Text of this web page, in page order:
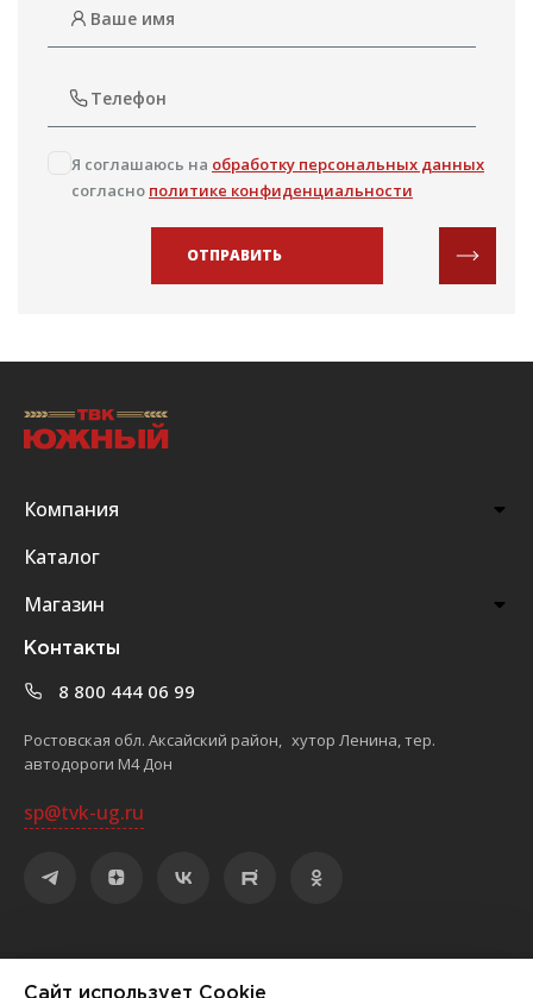
Я соглашаюсь на обработку персональных данных
согласно политике конфиденциальности
ОТПРАВИТЬ
Компания
Каталог
Магазин
Контакты
8 800 444 06 99
Ростовская обл. Аксайский район, хутор Ленина, тер.
автодороги М4 Дон
sp@tvk-ug.ru
Сайт использует Cookie